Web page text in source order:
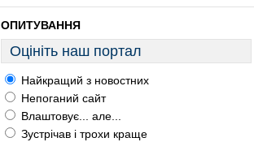
ОПИТУВАННЯ
Оцініть наш портал
Найкращий з новостних
Непоганий сайт
Влаштовує... але...
Зустрічав і трохи краще